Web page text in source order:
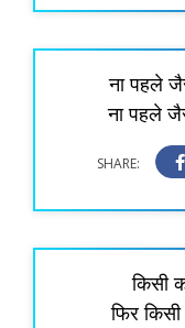
ना पहले
ना पहले
SHARE:
किसी
फिर